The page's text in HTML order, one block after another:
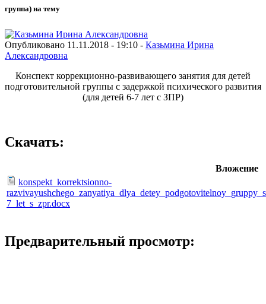
группа) на тему
Опубликовано 11.11.2018 - 19:10 - Казьмина Ирина
Александровна
Конспект коррекционно-развивающего занятия для детей
подготовительной группы с задержкой психического развития
(для детей 6-7 лет с ЗПР)
Скачать:
Вложение
konspekt_korrektsionno-
7_let_s_zpr.docx
Предварительный просмотр: